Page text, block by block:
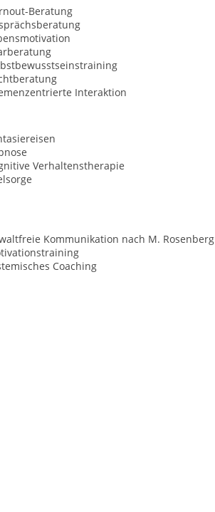
Beratung
Interaktion
Verhaltenstherapie
Kommunikation nach M. Rosenberg
Coaching